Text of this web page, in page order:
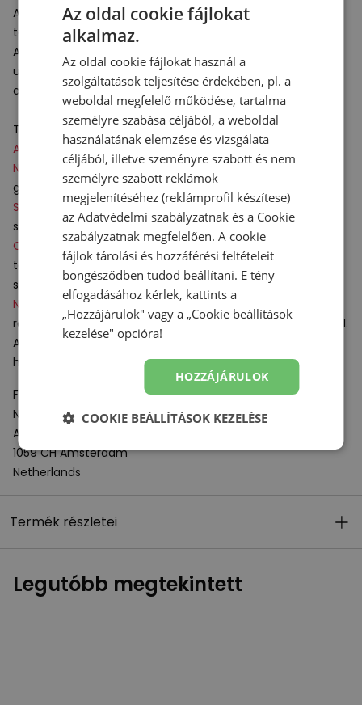
A sarok alatt elhelyezettN-Durancegumi anyag növeli a
talp tartósságát és szilárdságát intenzív használat során.
A talpbetét
ultrakönnyű párnázottságnak köszönhetően dinamikusan
adja vissza az egyes lépésekbe fektetett energiát.
Technológiák:
ABZORB
– a cipőtalp csillapítását segítő megoldás.
N–Durance– a talpán a sarka alatt elhelyezett gumi
garantálja a tartósságot a sarok ütközésekor.
Stability Web– alátámasztja a lábfejet és tökéletesen
szabályozza a láb fordulását járás közben.
Ortholite- nagyon jó minőségű antibakteriális párnázó
talpbetét. Tökéletesen alkalmazkodik a lábfejhez és tartós
szellőzést biztosít.
N–Ergy
– legújabb és legfejlettebb technológiájú
rezgéselnyelő rendszerünk ultrakönnyű dinamikus párnával.
A futásba tett erőfeszítésed és energiád most visszatér
hozzád, nem marad a talajban.
Felelős szervezet:
New Balance Europe BV
A-Factorij, Pilotenstraat 35 – 45
1059 CH Amsterdam
Netherlands
Termék részletei
Legutóbb megtekintett
Az oldal cookie fájlokat
alkalmaz.
Az oldal cookie fájlokat használ a
szolgáltatások teljesítése érdekében, pl. a
weboldal megfelelő működése, tartalma
személyre szabása céljából, a weboldal
használatának elemzése és vizsgálata
céljából, illetve szeményre szabott és nem
személyre szabott reklámok
megjelenítéséhez (reklámprofil készítese)
azAdatvédelmi szabályzatnak és a Cookie
szabályzatnak megfelelően. A cookie
fájlok tárolási és hozzáférési feltételeit
böngésződben tudod beállítani. E tény
elfogadásához kérlek, kattints a
„Hozzájárulok" vagy a „Cookie beállítások
kezelése" opcióra!
HOZZÁJÁRULOK
COOKIE BEÁLLÍTÁSOK KEZELÉSE